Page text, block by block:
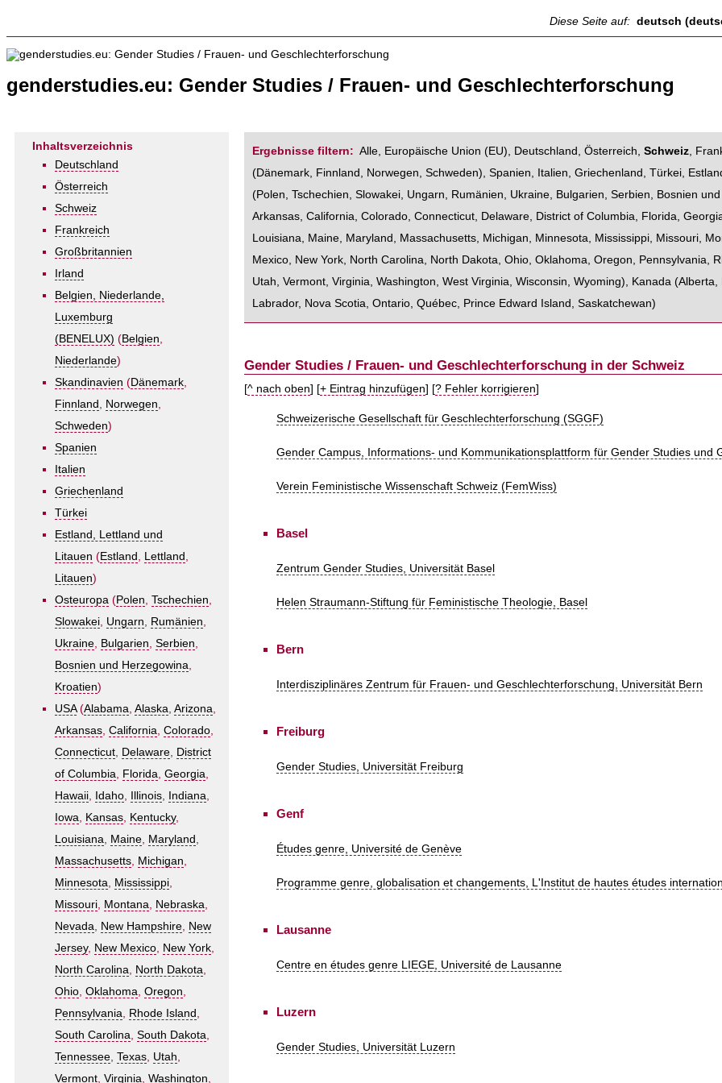
Diese Seite auf: deutsch
genderstudies.eu: Gender Studies / Frauen- und Geschlechterforschung
Inhaltsverzeichnis
Deutschland
Österreich
Schweiz
Frankreich
Großbritannien
Irland
Belgien, Niederlande,
Luxemburg
(BENELUX) (Belgien,
Niederlande)
Skandinavien (Dänemark,
Finnland , Norwegen,
Schweden)
Spanien
Italien
Griechenland
Türkei
Estland, Lettland und
Litauen (Estland , Lettland ,
Litauen)
Osteuropa (Polen, Tschechien,
Slowakei, Ungarn, Rumänien,
Ukraine, Bulgarien, Serbien,
Bosnien und Herzegowina,
Kroatien)
USA(Alabama, Alaska, Arizona,
Arkansas, California, Colorado,
Connecticut, Delaware, District
of Columbia, Florida, Georgia,
Hawaii, Idaho, Illinois, Indiana,
Iowa, Kansas, Kentucky,
Louisiana, Maine, Maryland ,
Massachusetts, Michigan,
Minnesota, Mississippi,
Missouri, Montana, Nebraska,
Nevada, New Hampshire, New
Jersey, New Mexico, New York,
North Carolina, North Dakota,
Ohio, Oklahoma, Oregon,
Pennsylvania, Rhode Island ,
South Carolina, South Dakota,
Tennessee, Texas, Utah,
Vermont, Virginia, Washington,
Ergebnisse filtern: Alle, Europäische Union (EU), Deutschland ,Österreich,Schweiz,
(Dänemark, Finnland , Norwegen,Schweden),Spanien, Italien,Griechenland ,Türkei,
(Polen,Tschechien,Slowakei, Ungarn, Rumänien, Ukraine, Bulgarien,Serbien, Bosnien
Arkansas,California,Colorado,Connecticut, Delaware, District of Columbia, Florida,
Louisiana, Maine, Maryland , Massachusetts, Michigan, Minnesota, Mississippi, Missouri,
Mexico, New York, North Carolina, North Dakota,Ohio,Oklahoma,Oregon, Pennsylvania,
Utah,Vermont,Virginia,Washington,West Virginia,Wisconsin,Wyoming), Kanada (Alberta,
Labrador, Nova Scotia,Ontario,Québec, Prince Edward Island ,Saskatchewan)
Gender Studies / Frauen- und Geschlechterforschung in der Schweiz
[^ nach oben] [+ Eintrag hinzufügen] [? Fehler korrigieren]
Schweizerische Gesellschaft für Geschlechterforschung (SGGF)
Gender Campus, Informations- und Kommunikationsplattform für Gender Studies
Verein Feministische Wissenschaft Schweiz (FemWiss)
Basel
Zentrum Gender Studies, Universität Basel
Helen Straumann-Stiftung für Feministische Theologie, Basel
Bern
Interdisziplinäres Zentrum für Frauen- und Geschlechterforschung, Universität Bern
Freiburg
Gender Studies, Universität Freiburg
Genf
Études genre, Université de Genève
Programme genre, globalisation et changements, L'Institut de hautes études
Lausanne
Centre en études genre LIEGE, Université de Lausanne
Luzern
Gender Studies, Universität Luzern